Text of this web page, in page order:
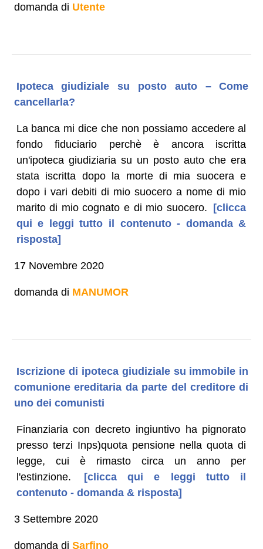
domanda di Utente
Ipoteca giudiziale su posto auto – Come
cancellarla?
La banca mi dice che non possiamo accedere al
fondo fiduciario perchè è ancora iscritta
un'ipoteca giudiziaria su un posto auto che era
stata iscritta dopo la morte di mia suocera e
dopo i vari debiti di mio suocero a nome di mio
marito di mio cognato e di mio suocero. [clicca
qui e leggi tutto il contenuto - domanda &
risposta]
17 Novembre 2020
domanda di MANUMOR
Iscrizione di ipoteca giudiziale su immobile in
comunione ereditaria da parte del creditore di
uno dei comunisti
Finanziaria con decreto ingiuntivo ha pignorato
presso terzi Inps)quota pensione nella quota di
legge, cui è rimasto circa un anno per
l'estinzione.
[clicca qui e leggi tutto il
contenuto - domanda & risposta]
3 Settembre 2020
domanda di Sarfino